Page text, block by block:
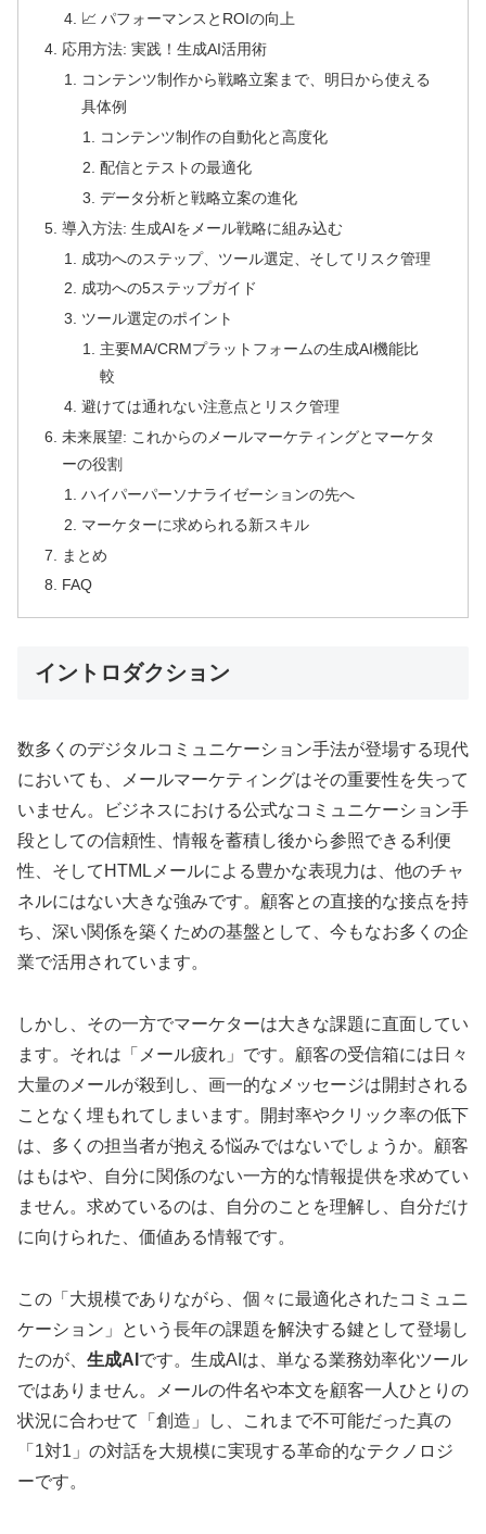
📈 パフォーマンスとROIの向上
応用方法: 実践！生成AI活用術
コンテンツ制作から戦略立案まで、明日から使える
具体例
コンテンツ制作の自動化と高度化
配信とテストの最適化
データ分析と戦略立案の進化
導入方法: 生成AIをメール戦略に組み込む
成功へのステップ、ツール選定、そしてリスク管理
成功への5ステップガイド
ツール選定のポイント
主要MA/CRMプラットフォームの生成AI機能比
較
避けては通れない注意点とリスク管理
未来展望: これからのメールマーケティングとマーケタ
ーの役割
ハイパーパーソナライゼーションの先へ
マーケターに求められる新スキル
まとめ
FAQ
イントロダクション
数多くのデジタルコミュニケーション手法が登場する現代
においても、メールマーケティングはその重要性を失って
いません。ビジネスにおける公式なコミュニケーション手
段としての信頼性、情報を蓄積し後から参照できる利便
性、そしてHTMLメールによる豊かな表現力は、他のチャ
ネルにはない大きな強みです。顧客との直接的な接点を持
ち、深い関係を築くための基盤として、今もなお多くの企
業で活用されています。
しかし、その一方でマーケターは大きな課題に直面してい
ます。それは「メール疲れ」です。顧客の受信箱には日々
大量のメールが殺到し、画一的なメッセージは開封される
ことなく埋もれてしまいます。開封率やクリック率の低下
は、多くの担当者が抱える悩みではないでしょうか。顧客
はもはや、自分に関係のない一方的な情報提供を求めてい
ません。求めているのは、自分のことを理解し、自分だけ
に向けられた、価値ある情報です。
この「大規模でありながら、個々に最適化されたコミュニ
ケーション」という長年の課題を解決する鍵として登場し
たのが、 生成AI です。生成AIは、単なる業務効率化ツール
ではありません。メールの件名や本文を顧客一人ひとりの
状況に合わせて「創造」し、これまで不可能だった真の
「1対1」の対話を大規模に実現する革命的なテクノロジ
ーです。